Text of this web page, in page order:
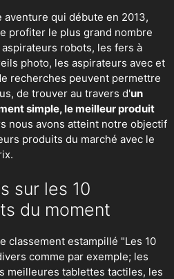
aventure qui débute en 2013,
profiter le plus grand nombre
aspirateurs robots, les fers à
photo, les aspirateurs avec et
recherches peuvent permettre
de trouver au travers d'un
simple, le meilleur produit
nous avons atteint notre objectif
produits du marché avec le
sur les 10
du moment
classement estampillé "Les 10
comme par exemple; les
meilleures tablettes tactiles, les